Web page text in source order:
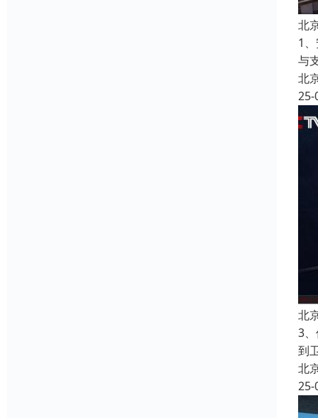
北
1
与
北
25-
北
3
到
北
25-